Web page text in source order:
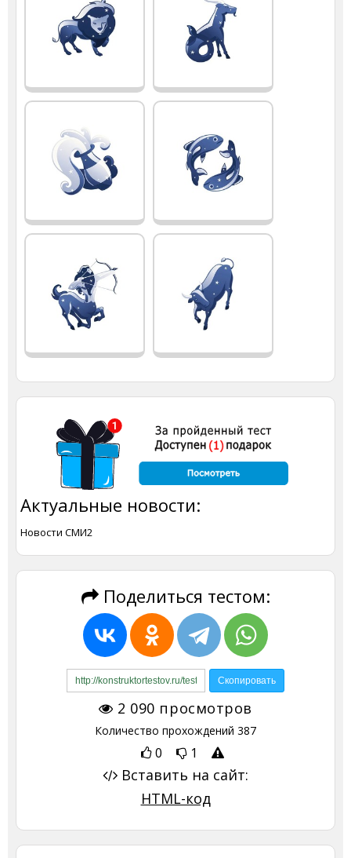
Актуальные новости:
Новости СМИ2
Поделиться тестом:
2 090 просмотров
Количество прохождений 387
0 1
Вставить на сайт:
HTML-код